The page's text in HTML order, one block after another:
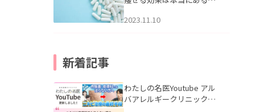
2023.11.10
新着記事
わたしの名医Youtube アル
バアレルギークリニック札